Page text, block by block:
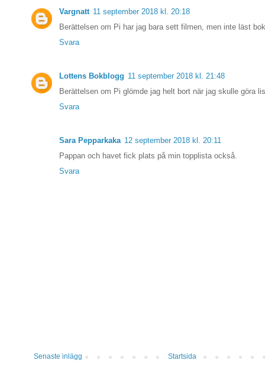
Vargnatt 11 september 2018 kl. 20:18
Berättelsen om Pi har jag bara sett filmen, men inte läst
Svara
Lottens Bokblogg 11 september 2018 kl. 21:48
Berättelsen om Pi glömde jag helt bort när jag skulle göra
Svara
Sara Pepparkaka 12 september 2018 kl. 20:11
Pappan och havet fick plats på min topplista också.
Svara
Senaste inlägg Startsida